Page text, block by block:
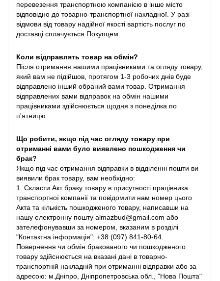
перевезення транспортною компанією в інше місто
відповідно до товарно-транспортної накладної. У разі
відмови від товару надійної якості вартість послуг по
доставці сплачується Покупцем.
Коли відправлять товар на обмін?
Після отримання нашими працівниками та огляду товару,
який вам не підійшов, протягом 1-3 робочих днів буде
відправлено інший обраний вами товар. Отримання
відправлених вами відправок на обмін нашими
працівниками здійснюється щодня з понеділка по
п'ятницю.
Що робити, якщо під час огляду товару при
отриманні вами було виявлено пошкодження чи
брак?
Якщо під час отримання відправки в відділенні пошти ви
виявили брак товару, вам необхідно:
1. Скласти Акт браку товару в присутності працівника
транспортної компанії та повідомити нам номер цього
Акта та кількість пошкодженого товару, написавши на
нашу електронну пошту almazbud@gmail.com або
зателефонувавши за номером, вказаним в розділі
"Контактна інформація": +38 (097) 841-80-64.
Повернення чи обмін бракованого чи пошкодженого
товару здійснюється на вказані дані в товарно-
транспортній накладній при отриманні відправки або за
адресою: м.Дніпро, Дніпропетровська обл., "Нова Пошта"